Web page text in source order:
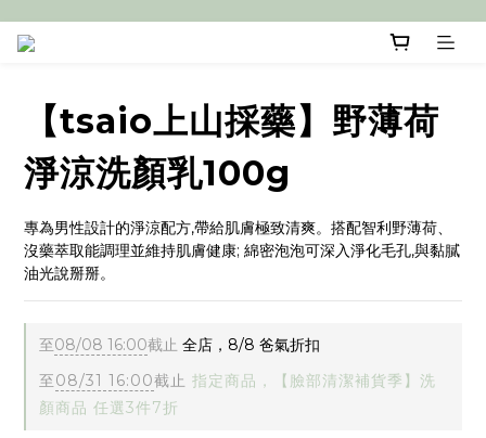
【tsaio上山採藥】野薄荷
淨涼洗顏乳100g
專為男性設計的淨涼配方,帶給肌膚極致清爽。搭配智利野薄荷、
沒藥萃取能調理並維持肌膚健康; 綿密泡泡可深入淨化毛孔,與黏膩
油光說掰掰。
至08/08 16:00截止 全店，8/8 爸氣折扣
至08/31 16:00截止 指定商品，【臉部清潔補貨季】洗
顏商品 任選3件7折